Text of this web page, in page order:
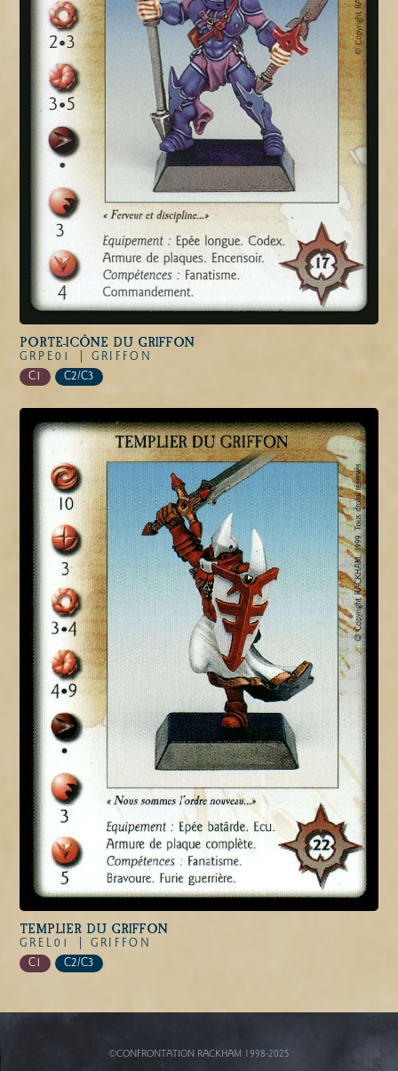
PORTE-ICÔNE DU GRIFFON
GRPE01 |
GRIFFON
C1
C2/C3
TEMPLIER DU GRIFFON
GREL01 |
GRIFFON
C1
C2/C3
©CONFRONTATION RACKHAM 1998-2025